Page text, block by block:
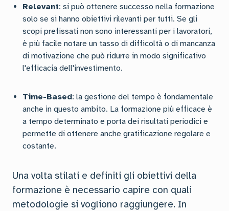
Relevant: si può ottenere successo nella formazione
solo se si hanno obiettivi rilevanti per tutti. Se gli
scopi prefissati non sono interessanti per i lavoratori,
è più facile notare un tasso di difficoltà o di mancanza
di motivazione che può ridurre in modo significativo
l'efficacia dell'investimento.
Time-Based: la gestione del tempo è fondamentale
anche in questo ambito. La formazione più efficace è
a tempo determinato e porta dei risultati periodici e
permette di ottenere anche gratificazione regolare e
costante.
Una volta stilati e definiti gli obiettivi della
formazione è necessario capire con quali
metodologie si vogliono raggiungere. In